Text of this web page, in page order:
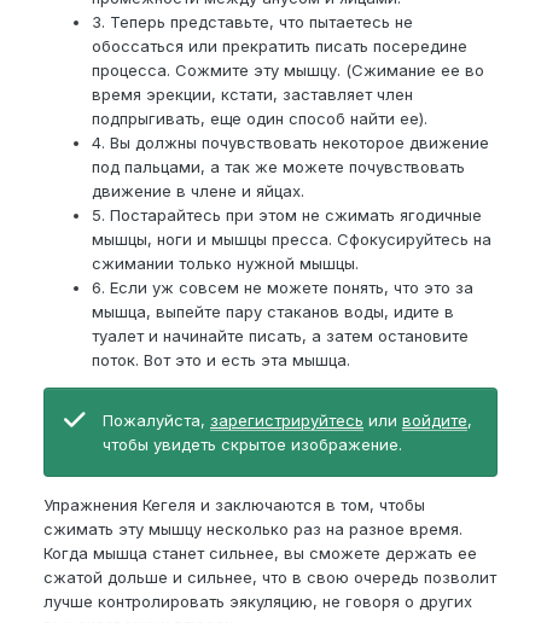
3. Теперь представьте, что пытаетесь не
обоссаться или прекратить писать посередине
процесса. Сожмите эту мышцу. (Сжимание ее во
время эрекции, кстати, заставляет член
подпрыгивать, еще один способ найти ее).
4. Вы должны почувствовать некоторое движение
под пальцами, а так же можете почувствовать
движение в члене и яйцах.
5. Постарайтесь при этом не сжимать ягодичные
мышцы, ноги и мышцы пресса. Сфокусируйтесь на
сжимании только нужной мышцы.
6. Если уж совсем не можете понять, что это за
мышца, выпейте пару стаканов воды, идите в
туалет и начинайте писать, а затем остановите
поток. Вот это и есть эта мышца.
Пожалуйста, зарегистрируйтесь или войдите,
чтобы увидеть скрытое изображение.
Упражнения Кегеля и заключаются в том, чтобы
сжимать эту мышцу несколько раз на разное время.
Когда мышца станет сильнее, вы сможете держать ее
сжатой дольше и сильнее, что в свою очередь позволит
лучше контролировать эякуляцию, не говоря о других